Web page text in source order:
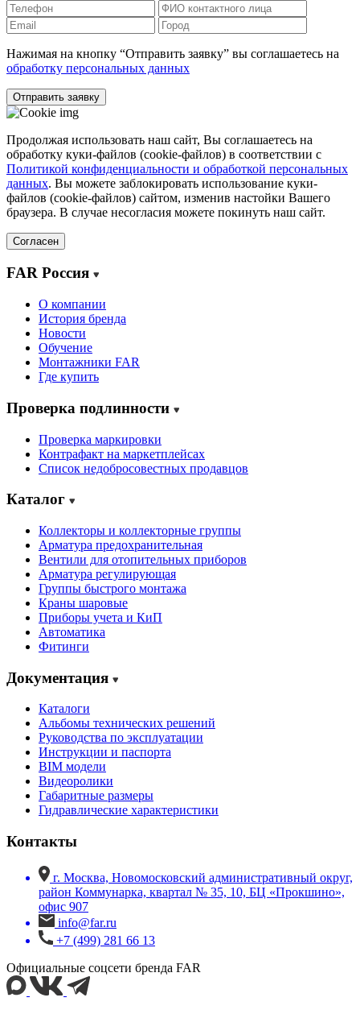
Нажимая на кнопку “Отправить заявку” вы соглашаетесь на
обработку персональных данных
Отправить заявку
Продолжая использовать наш сайт, Вы соглашаетесь на
обработку куки-файлов (cookie-файлов) в соответствии с
Политикой конфиденциальности и обработкой персональных
данных. Вы можете заблокировать использование куки-
файлов (cookie-файлов) сайтом, изменив настойки Вашего
браузера. В случае несогласия можете покинуть наш сайт.
Согласен
FAR Россия
О компании
История бренда
Новости
Обучение
Монтажники FAR
Где купить
Проверка подлинности
Проверка маркировки
Контрафакт на маркетплейсах
Cписок недобросовестных продавцов
Каталог
Коллекторы и коллекторные группы
Арматура предохранительная
Вентили для отопительных приборов
Арматура регулирующая
Группы быстрого монтажа
Краны шаровые
Приборы учета и КиП
Автоматика
Фитинги
Документация
Каталоги
Альбомы технических решений
Руководства по эксплуатации
Инструкции и паспорта
BIM модели
Видеоролики
Габаритные размеры
Гидравлические характеристики
Контакты
г. Москва, Новомосковский административный округ,
район Коммунарка, квартал № 35, 10, БЦ «Прокшино»,
офис 907
info@far.ru
+7 (499) 281 66 13
Официальные соцсети бренда FAR